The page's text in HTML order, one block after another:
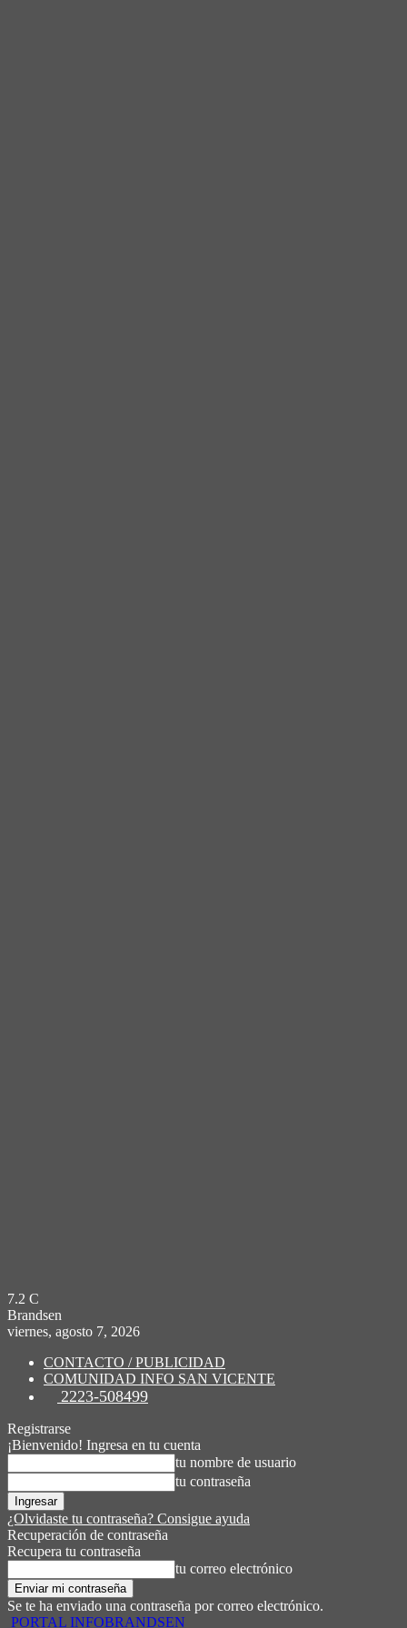
7.2 C
Brandsen
viernes, agosto 7, 2026
CONTACTO / PUBLICIDAD
COMUNIDAD INFO SAN VICENTE
2223-508499
Registrarse
¡Bienvenido! Ingresa en tu cuenta
tu nombre de usuario
tu contraseña
¿Olvidaste tu contraseña? Consigue ayuda
Recuperación de contraseña
Recupera tu contraseña
tu correo electrónico
Se te ha enviado una contraseña por correo electrónico.
PORTAL INFOBRANDSEN